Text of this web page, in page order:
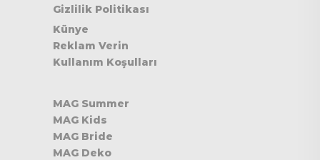
Gizlilik Politikası
Künye
Reklam Verin
Kullanım Koşulları
MAG Summer
MAG Kids
MAG Bride
MAG Deko